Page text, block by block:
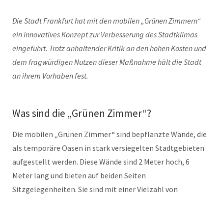
Die Stadt Frankfurt hat mit den mobilen „Grünen Zimmern“
ein innovatives Konzept zur Verbesserung des Stadtklimas
eingeführt. Trotz anhaltender Kritik an den hohen Kosten und
dem fragwürdigen Nutzen dieser Maßnahme hält die Stadt
an ihrem Vorhaben fest.
Was sind die „Grünen Zimmer“?
Die mobilen „Grünen Zimmer“ sind bepflanzte Wände, die
als temporäre Oasen in stark versiegelten Stadtgebieten
aufgestellt werden. Diese Wände sind 2 Meter hoch, 6
Meter lang und bieten auf beiden Seiten
Sitzgelegenheiten. Sie sind mit einer Vielzahl von